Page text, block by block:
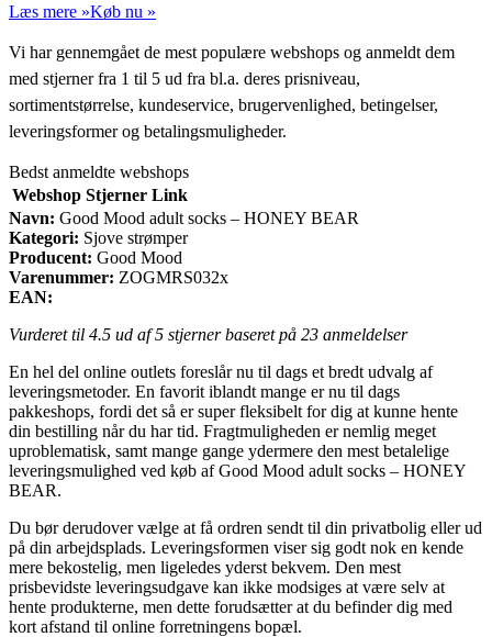
Læs mere »Køb nu »
Vi har gennemgået de mest populære webshops og anmeldt dem
med stjerner fra 1 til 5 ud fra bl.a. deres prisniveau,
sortimentstørrelse, kundeservice, brugervenlighed, betingelser,
leveringsformer og betalingsmuligheder.
Bedst anmeldte webshops
Webshop Stjerner Link
Navn: Good Mood adult socks – HONEY BEAR
Kategori: Sjove strømper
Producent: Good Mood
Varenummer: ZOGMRS032x
EAN:
Vurderet til 4.5 ud af 5 stjerner baseret på 23 anmeldelser
En hel del online outlets foreslår nu til dags et bredt udvalg af
leveringsmetoder. En favorit iblandt mange er nu til dags
pakkeshops, fordi det så er super fleksibelt for dig at kunne hente
din bestilling når du har tid. Fragtmuligheden er nemlig meget
uproblematisk, samt mange gange ydermere den mest betalelige
leveringsmulighed ved køb af Good Mood adult socks – HONEY
BEAR.
Du bør derudover vælge at få ordren sendt til din privatbolig eller ud
på din arbejdsplads. Leveringsformen viser sig godt nok en kende
mere bekostelig, men ligeledes yderst bekvem. Den mest
prisbevidste leveringsudgave kan ikke modsiges at være selv at
hente produkterne, men dette forudsætter at du befinder dig med
kort afstand til online forretningens bopæl.